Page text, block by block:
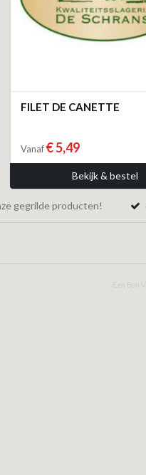
FILET DE CANETTE
Vanaf € 5,49
Bekijk & bestel
gegrilde producten!